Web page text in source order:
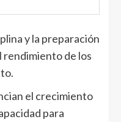
y la preparación
rendimiento de los
el crecimiento
para